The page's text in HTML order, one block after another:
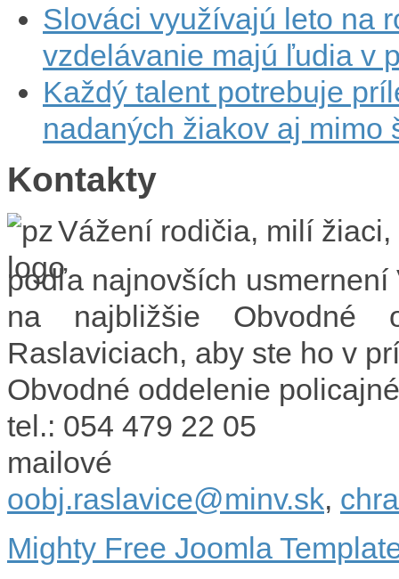
Slováci využívajú leto na
vzdelávanie majú ľudia v
Každý talent potrebuje
nadaných žiakov aj mimo
Kontakty
Vážení rodičia, milí žiaci,
podľa najnovších
na najbližšie Obvodné
Raslaviciach, aby ste ho v
Obvodné oddelenie
tel.: 054 479 22 05
oobj.raslavice@minv.sk,
Mighty Free Joomla